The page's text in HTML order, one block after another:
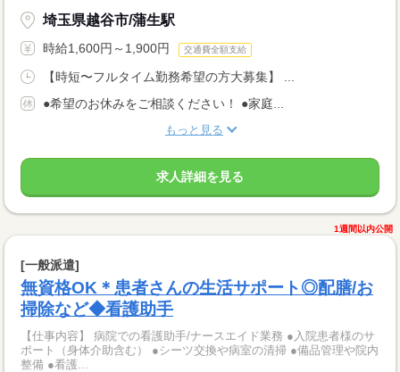
埼玉県越谷市/蒲生駅
時給1,600円～1,900円 交通費全額支給
【時短〜フルタイム勤務希望の方大募集】 ...
●希望のお休みをご相談ください！ ●家庭...
もっと見る
求人詳細を見る
1週間以内公開
[一般派遣]
無資格OK＊患者さんの生活サポート◎配膳/お
掃除など◆看護助手
【仕事内容】 病院での看護助手/ナースエイド業務 ●入院患者様のサ
ポート（身体介助含む） ●シーツ交換や病室の清掃 ●備品管理や院内
整備 ●看護...